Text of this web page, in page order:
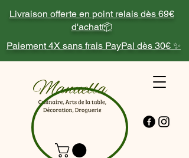
Livraison offerte en point relais dès 69€
d'achat📦
Paiement 4X sans frais PayPal dès 30€ ✨